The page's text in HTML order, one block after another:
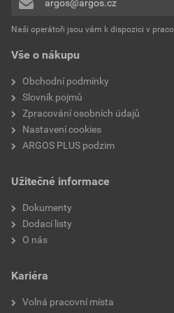
Vhodné pro stupeň krytí
Ochrana povrchu
Antibakteriální ošetření
Povrchová úprava
S vyměnitelnou
čočkou/symbolem
Skenovatelný symbol/bez
bariér
Přidávat hodnocení může
Vše o nákupu
Obchodní podmínky
Slovník pojmů
Zpracování osobních údajů
Nastavení cookies
ARGOS PLUS podzim
Užitečné informace
Dokumenty
Dodací listy
O nás
Kariéra
Volná pracovní místa
argos@argos.cz
Naši operátoři jsou vám k dispozici v